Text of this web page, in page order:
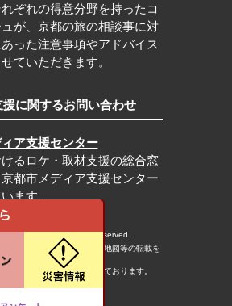
ぞれの得意分野を持ったコ
が、京都の旅の相談事に対
った注意事項やアドバイス
ていただきます。
援に関するお問い合わせ
ア支援センター
るロケ・取材支援の総合窓
都市メディア支援センター
ます。
Association All rights reserved.
の内容・写真・イラスト・地図等の転載を
固くお断りします。
ジの運営は宿泊税を活用しております。